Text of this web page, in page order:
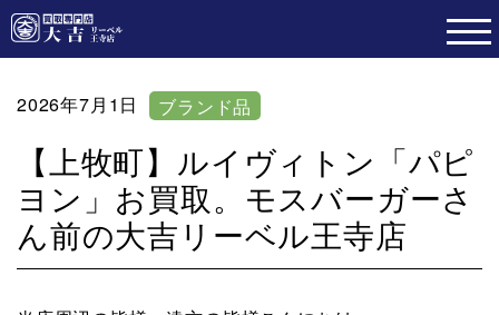
2026年7月1日 ブランド品
【上牧町】ルイヴィトン「パピ
ヨン」お買取。モスバーガーさ
ん前の大吉リーベル王寺店